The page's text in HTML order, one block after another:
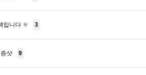
입니다 ㅎ 3
샷 9